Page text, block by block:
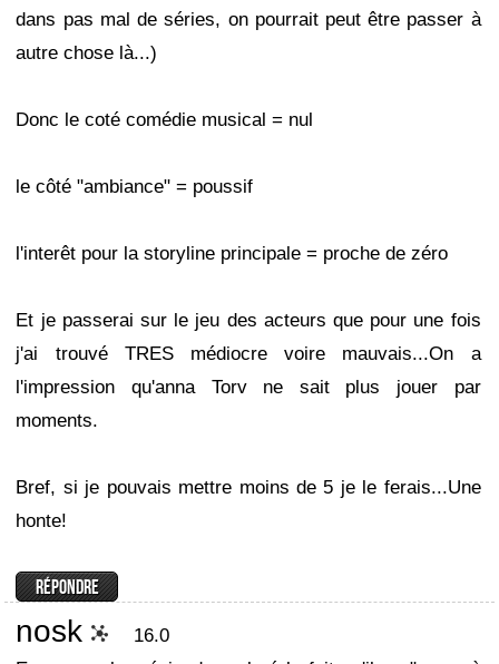
dans pas mal de séries, on pourrait peut être passer à
autre chose là...)
Donc le coté comédie musical = nul
le côté "ambiance" = poussif
l'interêt pour la storyline principale = proche de zéro
Et je passerai sur le jeu des acteurs que pour une fois
j'ai trouvé TRES médiocre voire mauvais...On a
l'impression qu'anna Torv ne sait plus jouer par
moments.
Bref, si je pouvais mettre moins de 5 je le ferais...Une
honte!
nosk
16.0